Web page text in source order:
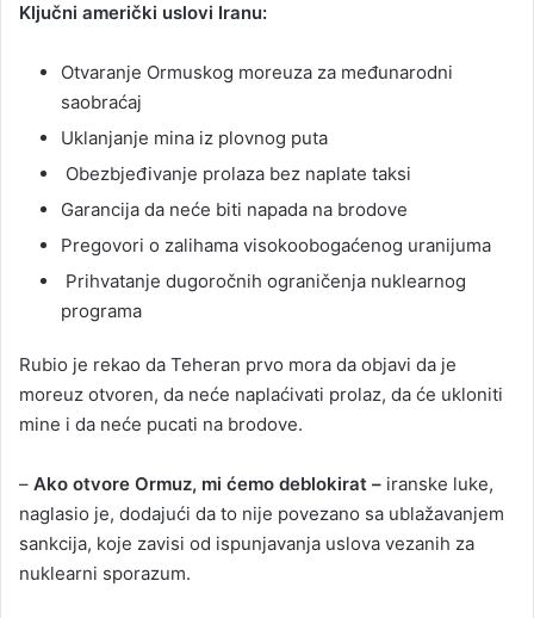
Ključni američki uslovi Iranu:
Otvaranje Ormuskog moreuza za međunarodni
saobraćaj
Uklanjanje mina iz plovnog puta
Obezbjeđivanje prolaza bez naplate taksi
Garancija da neće biti napada na brodove
Pregovori o zalihama visokoobogaćenog uranijuma
Prihvatanje dugoročnih ograničenja nuklearnog
programa
Rubio je rekao da Teheran prvo mora da objavi da je
moreuz otvoren, da neće naplaćivati prolaz, da će ukloniti
mine i da neće pucati na brodove.
– Ako otvore Ormuz, mi ćemo deblokirat – iranske luke,
naglasio je, dodajući da to nije povezano sa ublažavanjem
sankcija, koje zavisi od ispunjavanja uslova vezanih za
nuklearni sporazum.